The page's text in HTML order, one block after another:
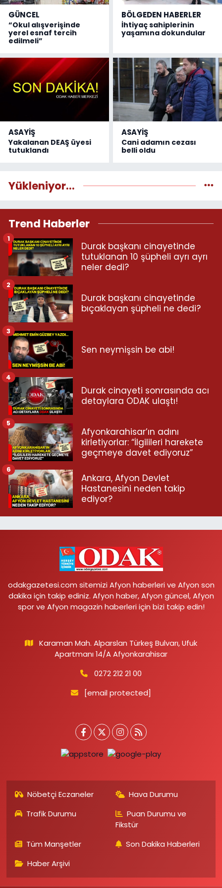
GÜNCEL
“Okul alışverişinde
yerel esnaf tercih
edilmeli”
BÖLGEDEN HABERLER
İhtiyaç sahiplerinin
yaşamına dokundular
ASAYİŞ
Yakalanan DEAŞ üyesi
tutuklandı
ASAYİŞ
Cani adamın cezası
belli oldu
Yükleniyor...
Trend Haberler
Durak başkanı cinayetinde
tutuklanan 10 şüpheli ayrı ayrı
neler dedi?
1
Durak başkanı cinayetinde
bıçaklayan şüpheli ne dedi?
2
Sen neymişsin be abi!
3
Durak cinayeti sonrasında acı
detaylara ODAK ulaştı!
4
Afyonkarahisar’ın adını
kirletiyorlar: “İlgilileri harekete
geçmeye davet ediyoruz”
5
Ankara, Afyon Devlet
Hastanesini neden takip
ediyor?
6
odakgazetesi.com sitemizi Afyon haberleri ve Afyon son
dakika için takip ediniz. Afyon haber, Afyon güncel, Afyon
spor ve Afyon magazin haberleri için bizi takip edin!
Karaman Mah. Alparslan Türkeş Bulvarı, Ufuk
Apartmanı 14/A Afyonkarahisar
0272 212 21 00
[email protected]
Nöbetçi Eczaneler
Hava Durumu
Trafik Durumu
Puan Durumu ve
Fikstür
Tüm Manşetler
Son Dakika Haberleri
Haber Arşivi